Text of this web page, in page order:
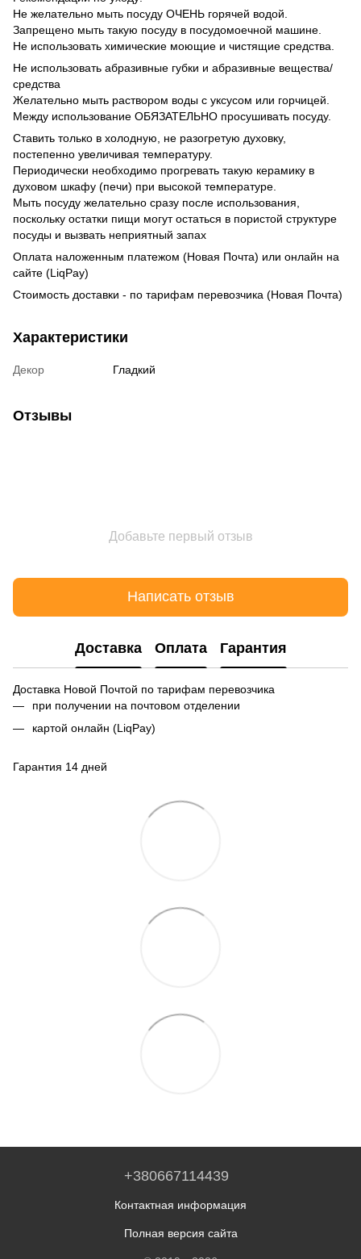
Не желательно мыть посуду ОЧЕНЬ горячей водой.
Запрещено мыть такую посуду в посудомоечной машине.
Не использовать химические моющие и чистящие средства.
Не использовать абразивные губки и абразивные вещества/
средства
Желательно мыть раствором воды с уксусом или горчицей.
Между использование ОБЯЗАТЕЛЬНО просушивать посуду.
Ставить только в холодную, не разогретую духовку,
постепенно увеличивая температуру.
Периодически необходимо прогревать такую керамику в
духовом шкафу (печи) при высокой температуре.
Мыть посуду желательно сразу после использования,
поскольку остатки пищи могут остаться в пористой структуре
посуды и вызвать неприятный запах
Оплата наложенным платежом (Новая Почта) или онлайн на
сайте (LiqPay)
Стоимость доставки - по тарифам перевозчика (Новая Почта)
Характеристики
Декор Гладкий
Отзывы
Добавьте первый отзыв
Написать отзыв
Доставка Оплата Гарантия
Доставка Новой Почтой по тарифам перевозчика
при получении на почтовом отделении
картой онлайн (LiqPay)
Гарантия 14 дней
+380667114439
Контактная информация
Полная версия сайта